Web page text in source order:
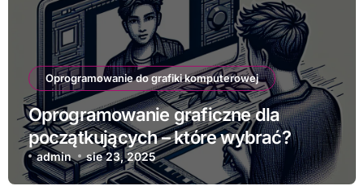
Oprogramowanie do grafiki komputerowej
Oprogramowanie graficzne dla
początkujących – które wybrać?
admin sie 23, 2025